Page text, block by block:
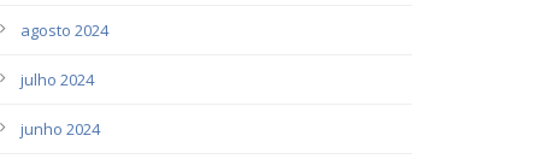
agosto 2024
julho 2024
junho 2024